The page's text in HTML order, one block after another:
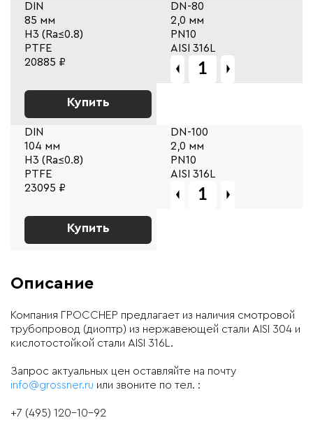
DIN
DN-80
85 мм
2,0 мм
Н3 (Ra≤0.8)
PN10
PTFE
AISI 316L
20885 ₽
Купить
DIN
DN-100
104 мм
2,0 мм
Н3 (Ra≤0.8)
PN10
PTFE
AISI 316L
23095 ₽
Купить
Описание
Компания ГРОССНЕР предлагает из наличия смотровой
трубопровод (диоптр) из нержавеющей стали AISI 304 и
кислотостойкой стали AISI 316L.
Запрос актуальных цен оставляйте на почту
info@grossner.ru или звоните по тел. :
+7 (495) 120-10-92